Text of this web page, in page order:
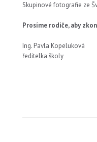
Skupinové fotografie ze
Prosíme rodiče, aby
Ing. Pavla Kopeluková
ředitelka školy